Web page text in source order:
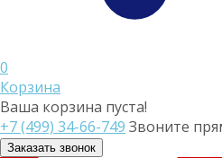
0
Корзина
Ваша корзина пуста!
+7 (499) 34-66-749 Звоните
Заказать звонок